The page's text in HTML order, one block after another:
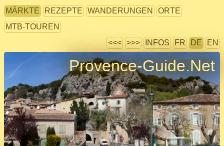
MÄRKTE REZEPTE WANDERUNGEN
ORTE
MTB-TOUREN
<<< >>> INFOS FR DE EN
Provence-Guide.Net